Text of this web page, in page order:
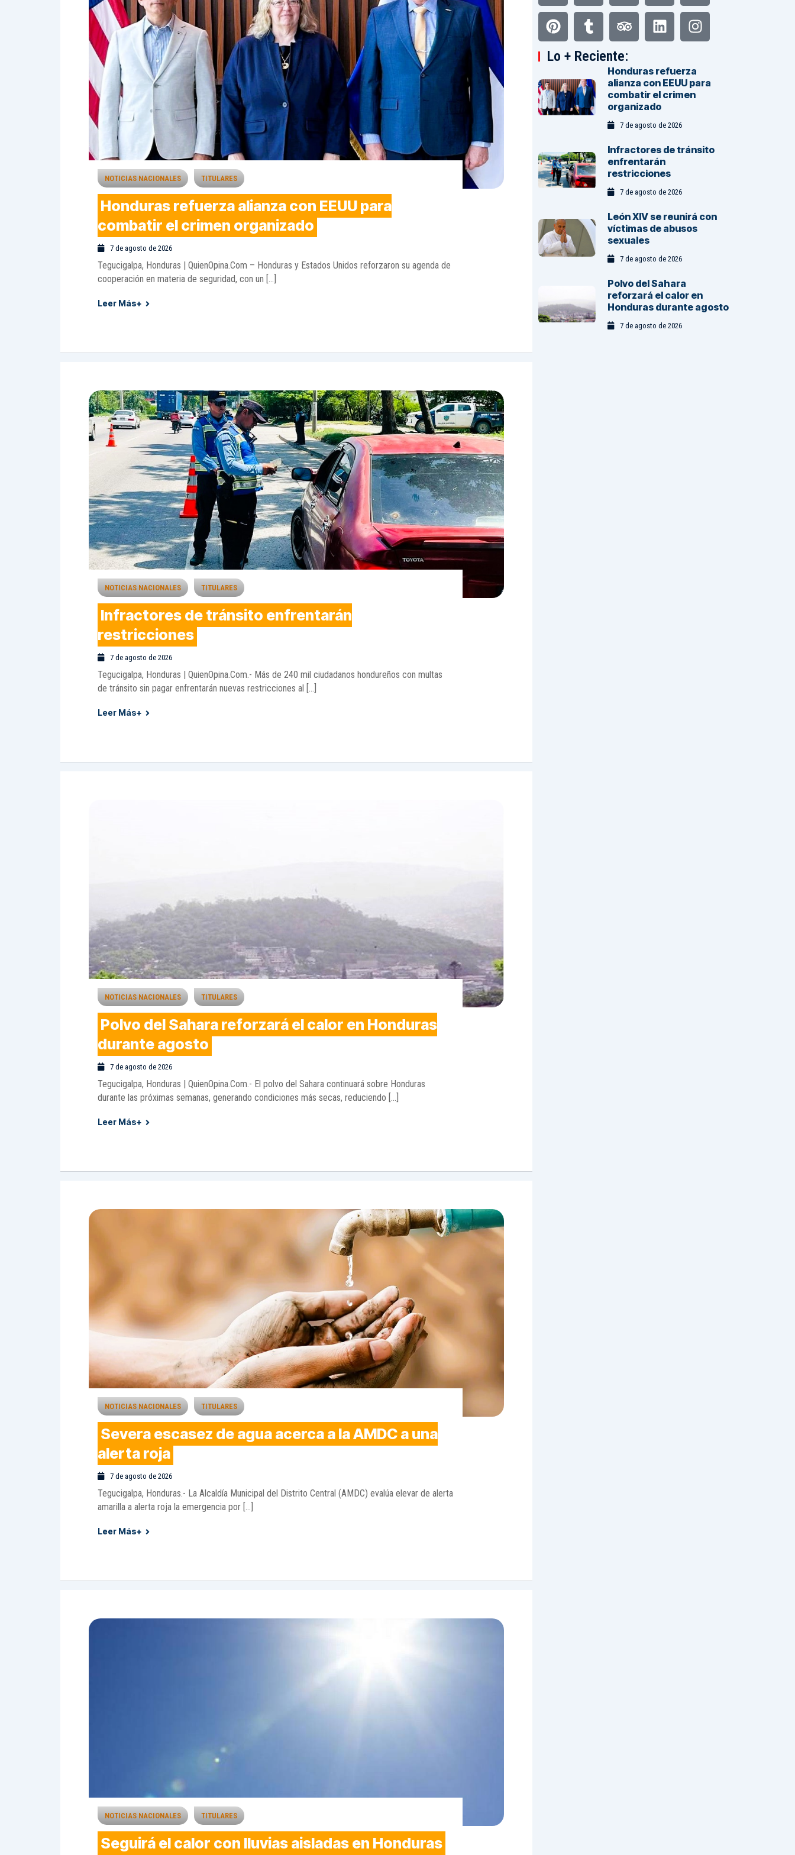
NOTICIAS NACIONALES TITULARES
Honduras refuerza alianza con EEUU para
combatir el crimen organizado
7 de agosto de 2026
Tegucigalpa, Honduras | QuienOpina.Com – Honduras y Estados Unidos reforzaron su agenda de
cooperación en materia de seguridad, con un […]
Leer Más+
NOTICIAS NACIONALES TITULARES
Infractores de tránsito enfrentarán
restricciones
7 de agosto de 2026
Tegucigalpa, Honduras | QuienOpina.Com.- Más de 240 mil ciudadanos hondureños con multas
de tránsito sin pagar enfrentarán nuevas restricciones al […]
Leer Más+
NOTICIAS NACIONALES TITULARES
Polvo del Sahara reforzará el calor en Honduras
durante agosto
7 de agosto de 2026
Tegucigalpa, Honduras | QuienOpina.Com.- El polvo del Sahara continuará sobre Honduras
durante las próximas semanas, generando condiciones más secas, reduciendo […]
Leer Más+
NOTICIAS NACIONALES TITULARES
Severa escasez de agua acerca a la AMDC a una
alerta roja
7 de agosto de 2026
Tegucigalpa, Honduras.- La Alcaldía Municipal del Distrito Central (AMDC) evalúa elevar de alerta
amarilla a alerta roja la emergencia por […]
Leer Más+
NOTICIAS NACIONALES TITULARES
Seguirá el calor con lluvias aisladas en Honduras
Lo + Reciente:
Honduras refuerza
alianza con EEUU para
combatir el crimen
organizado
7 de agosto de 2026
Infractores de tránsito
enfrentarán
restricciones
7 de agosto de 2026
León XIV se reunirá con
víctimas de abusos
sexuales
7 de agosto de 2026
Polvo del Sahara
reforzará el calor en
Honduras durante agosto
7 de agosto de 2026